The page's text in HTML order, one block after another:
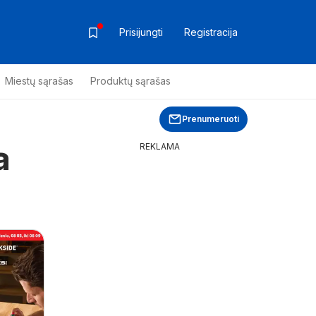
Prisijungti Registracija
Miestų sąrašas Produktų sąrašas
Prenumeruoti
REKLAMA